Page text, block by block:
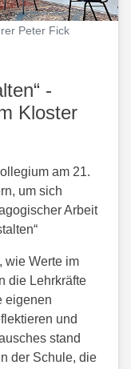
Peter Fick
-
Kloster
am 21.
um sich
Arbeit
wie Werte im
die Lehrkräfte
eigenen
und
stand
der Schule, die